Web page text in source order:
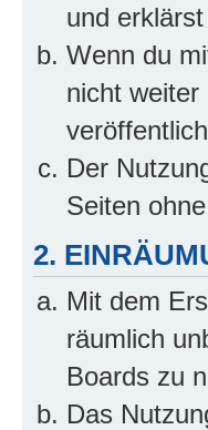
und
Wenn du
nicht
Der
Seiten
2.
Mit dem
räumlich
Boards zu
Das